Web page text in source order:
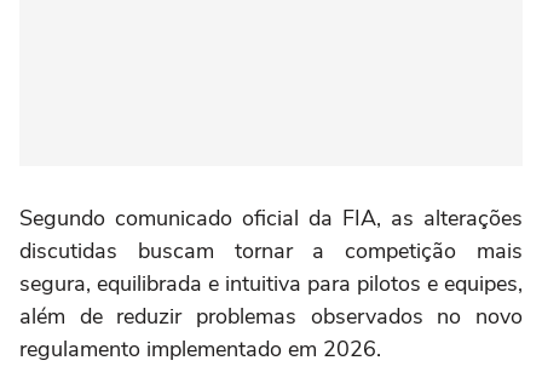
Segundo comunicado oficial da FIA, as alterações
discutidas buscam tornar a competição mais
segura, equilibrada e intuitiva para pilotos e equipes,
além de reduzir problemas observados no novo
regulamento implementado em 2026.